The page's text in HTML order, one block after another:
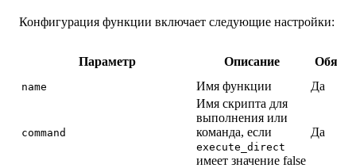
Конфигурация функции включает следующие настройки:
Параметр Описание
name Имя функции Да
command
Имя скрипта для
выполнения или
команда, если
execute_direct
имеет значение false
Да